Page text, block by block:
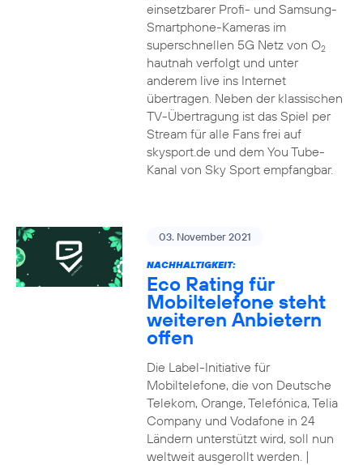
einsetzbarer Profi- und Samsung-
Smartphone-Kameras im
superschnellen 5G Netz von O2
hautnah verfolgt und unter
anderem live ins Internet
übertragen. Neben der klassischen
TV-Übertragung ist das Spiel per
Stream für alle Fans frei auf
skysport.de und dem You Tube-
Kanal von Sky Sport empfangbar.
03. November 2021
NACHHALTIGKEIT:
Eco Rating für
Mobiltelefone steht
weiteren Anbietern
offen
Die Label-Initiative für
Mobiltelefone, die von Deutsche
Telekom, Orange, Telefónica, Telia
Company und Vodafone in 24
Ländern unterstützt wird, soll nun
weltweit ausgerollt werden. |